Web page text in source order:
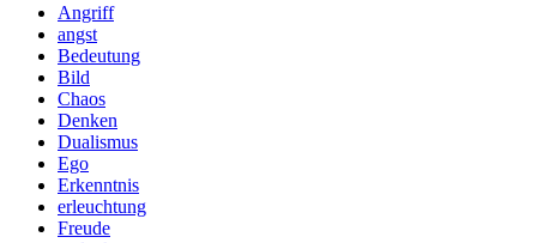
Angriff
angst
Bedeutung
Bild
Chaos
Denken
Dualismus
Ego
Erkenntnis
erleuchtung
Freude